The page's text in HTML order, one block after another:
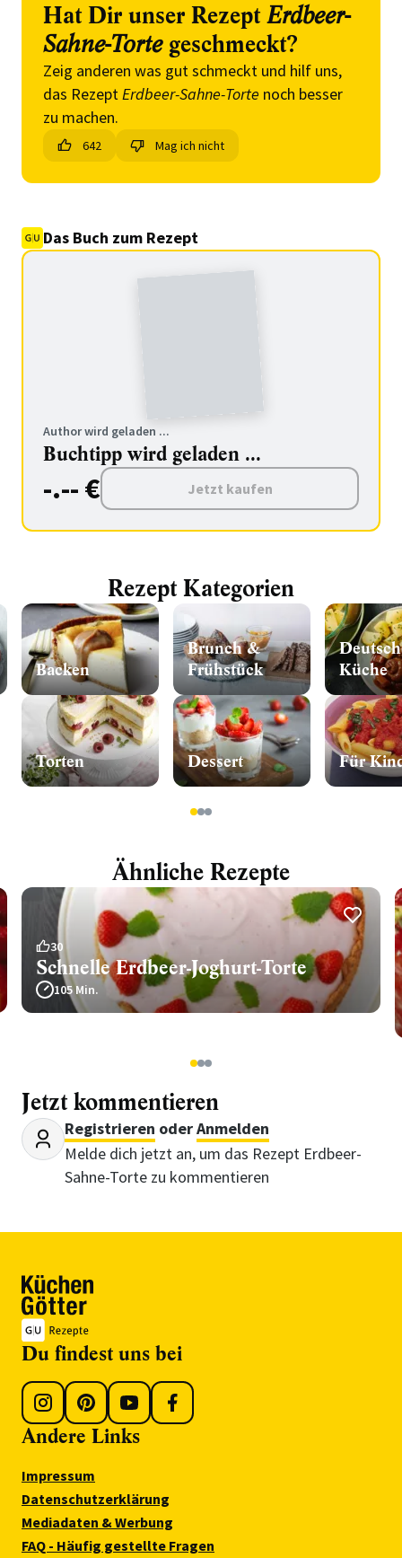
Hat Dir unser Rezept Erdbeer-
Sahne-Tortegeschmeckt?
Zeig anderen was gut schmeckt und hilf uns,
das RezeptErdbeer-Sahne-Torte noch besser
zu machen.
642 Mag ich nicht
Das Buch zum Rezept
Author wird geladen ...
Buchtipp wird geladen ...
-.-- € Jetzt kaufen
Rezept Kategorien
Backen
Torten
Brunch &
Frühstück
Dessert
Küche
Für
123
Ähnliche Rezepte
30
Schnelle Erdbeer-Joghurt-Torte
105 Min.
123
Jetzt kommentieren
Registrieren oderAnmelden
Melde dich jetzt an, um das Rezept Erdbeer-
Sahne-Torte zu kommentieren
Du findest uns bei
Andere Links
Impressum
Datenschutzerklärung
Mediadaten & Werbung
FAQ - Häufig gestellte Fragen